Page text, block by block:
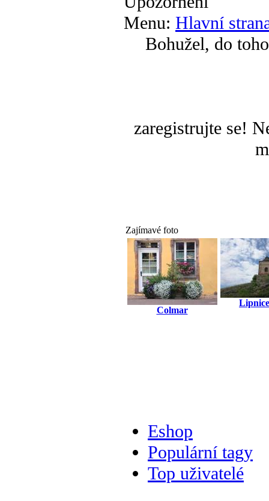
Menu: Hlavní
Bohužel, do
zaregistrujte se!
Zajímavé foto
Colmar
Eshop
Populární tagy
Top uživatelé